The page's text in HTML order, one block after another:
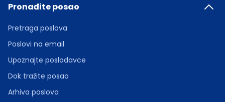
Pronađite posao
Pretraga poslova
Poslovi na email
Upoznajte poslodavce
Dok tražite posao
Arhiva poslova